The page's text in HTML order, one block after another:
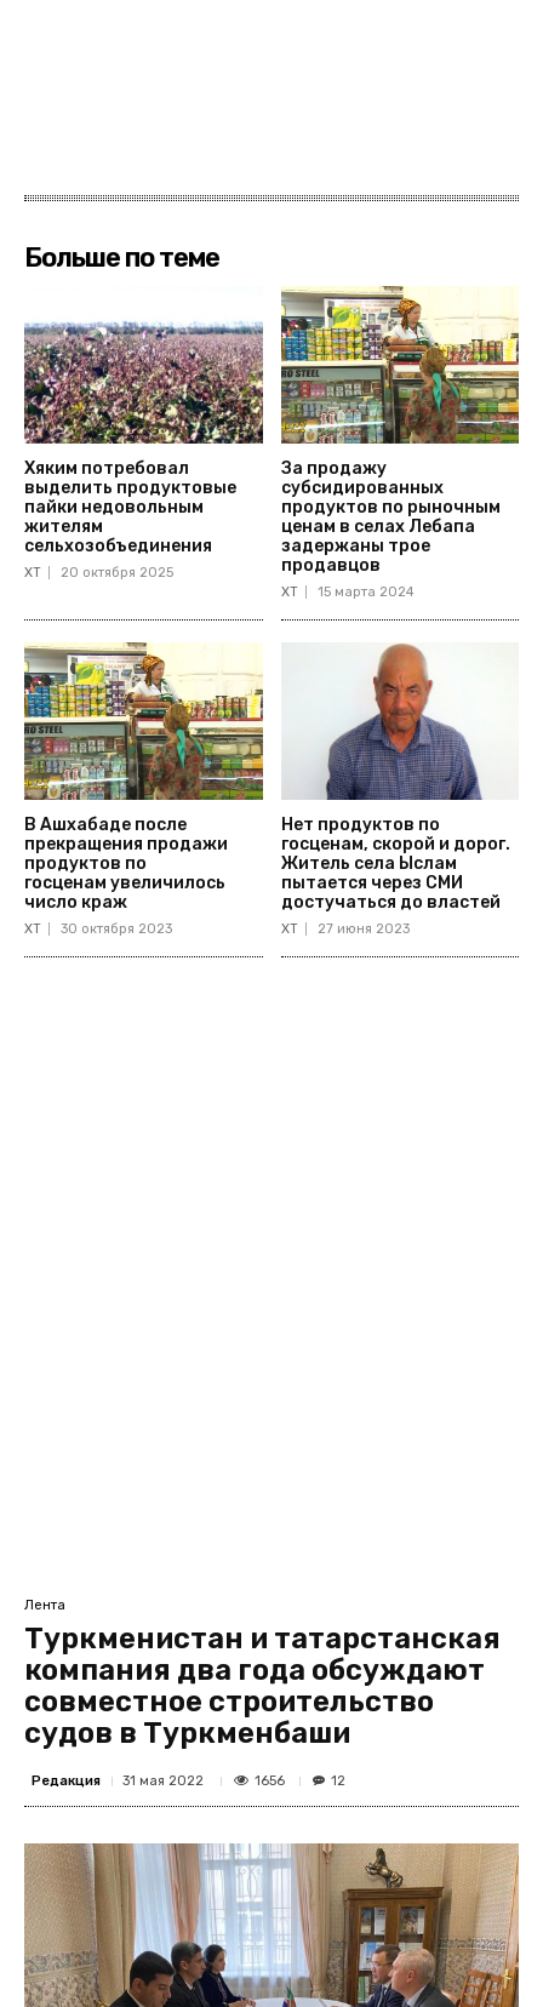
Больше по теме
Хяким потребовал
выделить продуктовые
пайки недовольным
жителям
сельхозобъединения
ХТ 20 октября 2025
За продажу
субсидированных
продуктов по рыночным
ценам в селах Лебапа
задержаны трое
продавцов
ХТ 15 марта 2024
В Ашхабаде после
прекращения продажи
продуктов по
госценам увеличилось
число краж
ХТ 30 октября 2023
Нет продуктов по
госценам, скорой и дорог.
Житель села Ыслам
пытается через СМИ
достучаться до властей
ХТ 27 июня 2023